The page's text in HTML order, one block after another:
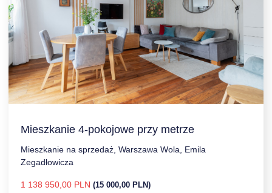
Mieszkanie 4-pokojowe przy metrze
Mieszkanie na sprzedaż, Warszawa Wola, Emila
Zegadłowicza
1 138 950,00 PLN (15 000,00 PLN)